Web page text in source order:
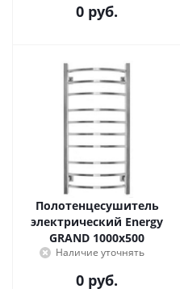
0 руб.
Полотенцесушитель
электрический Energy
GRAND 1000x500
Наличие уточнять
0 руб.